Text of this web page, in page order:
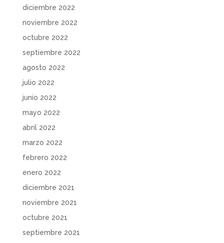
diciembre 2022
noviembre 2022
octubre 2022
septiembre 2022
agosto 2022
julio 2022
junio 2022
mayo 2022
abril 2022
marzo 2022
febrero 2022
enero 2022
diciembre 2021
noviembre 2021
octubre 2021
septiembre 2021